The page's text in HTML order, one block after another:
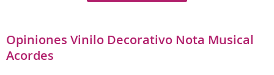
Opiniones Vinilo Decorativo Nota Musical
Acordes